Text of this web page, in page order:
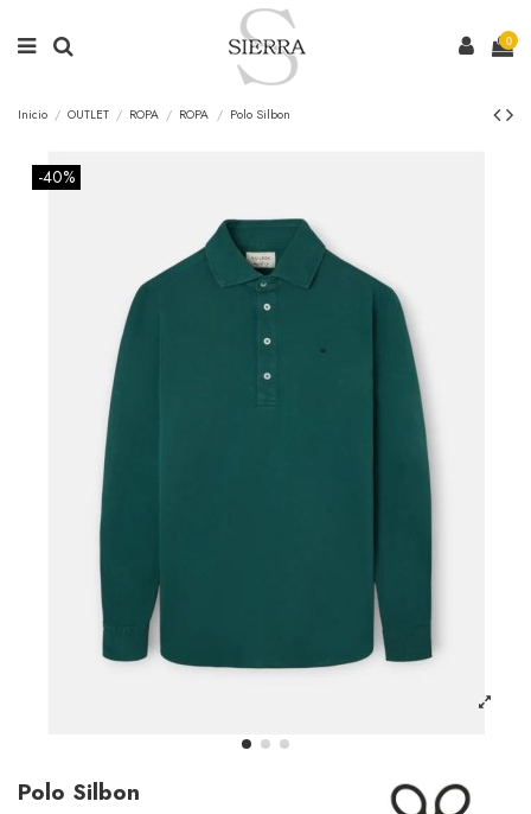
0
Inicio OUTLET ROPA ROPA Polo Silbon
-40%
Polo Silbon